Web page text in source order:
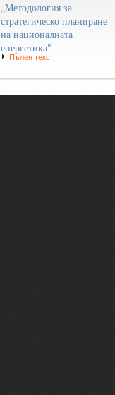
„Методология за
стратегическо планиране
на националната
енергетика"
Пълен текст